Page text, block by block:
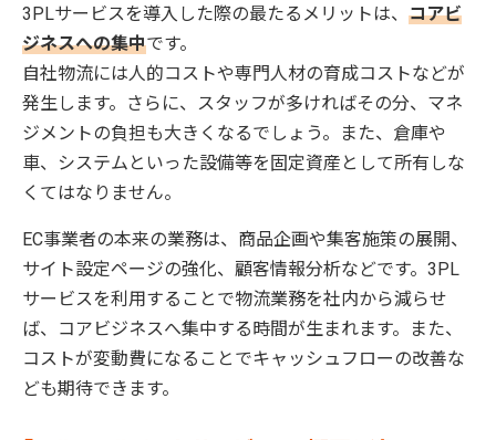
3PLサービスを導入した際の最たるメリットは、 コアビ
ジネスへの集中です。
自社物流には人的コストや専門人材の育成コストなどが
発生します。さらに、スタッフが多ければその分、マネ
ジメントの負担も大きくなるでしょう。また、倉庫や
車、システムといった設備等を固定資産として所有しな
くてはなりません。
EC事業者の本来の業務は、商品企画や集客施策の展開、
サイト設定ページの強化、顧客情報分析などです。3PL
サービスを利用することで物流業務を社内から減らせ
ば、コアビジネスへ集中する時間が生まれます。また、
コストが変動費になることでキャッシュフローの改善な
ども期待できます。